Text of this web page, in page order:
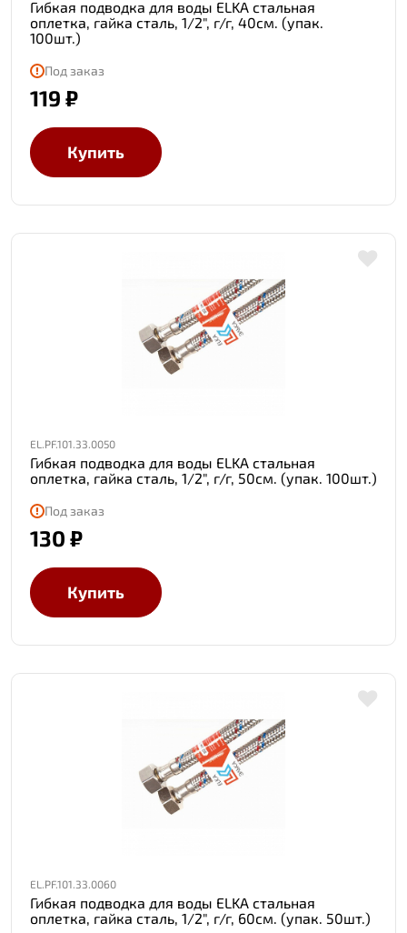
Гибкая подводка для воды ELKA стальная
оплетка, гайка сталь, 1/2", г/г, 40см. (упак.
100шт.)
Под заказ
119 ₽
Купить
EL.PF.101.33.0050
Гибкая подводка для воды ELKA стальная
оплетка, гайка сталь, 1/2", г/г, 50см. (упак. 100шт.)
Под заказ
130 ₽
Купить
EL.PF.101.33.0060
Гибкая подводка для воды ELKA стальная
оплетка, гайка сталь, 1/2", г/г, 60см. (упак. 50шт.)